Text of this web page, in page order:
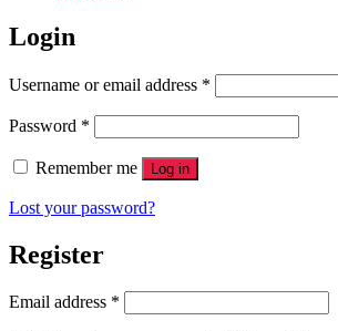
Login
Username or email address *
Password *
Remember me Log in
Lost your password?
Register
Email address *